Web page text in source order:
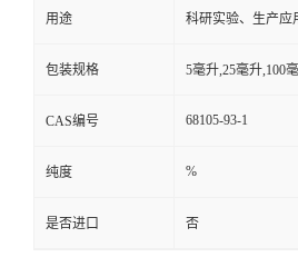
用途 科研实验、生产应
包装规格 5毫升,25毫升,100
CAS编号 68105-93-1
纯度 %
是否进口 否